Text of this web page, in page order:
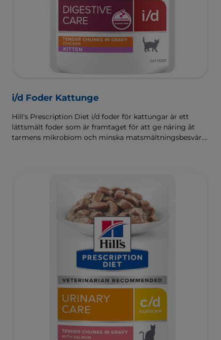
i/d Foder Kattunge
Hill's Prescription Diet i/d foder för kattungar är ett
lättsmält foder som är framtaget för att ge näring åt
tarmens mikrobiom och minska matsmältningsbesvär.